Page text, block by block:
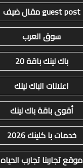
guest post مقال ضيف
سوق العرب
باك لينك باقة 20
اعلانات الباك لينك
أقوى باقة باك لينك
خدمات با كلينك 2026
موقع تجاربنا تجارب الحياه